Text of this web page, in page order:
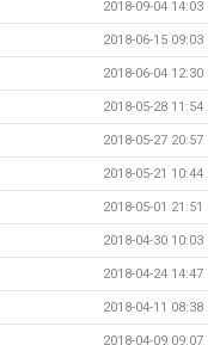
2018-09-04 14:03
2018-06-15 09:03
2018-06-04 12:30
2018-05-28 11:54
2018-05-27 20:57
2018-05-21 10:44
2018-05-01 21:51
2018-04-30 10:03
2018-04-24 14:47
2018-04-11 08:38
2018-04-09 09:07